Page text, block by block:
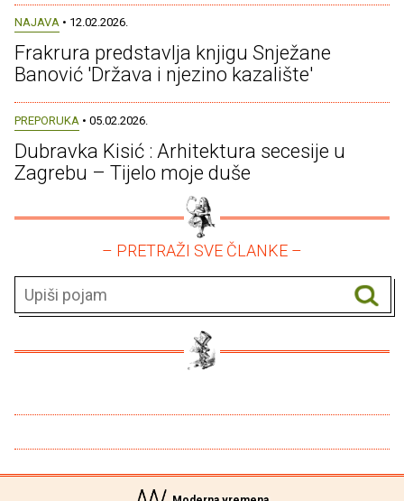
NAJAVA • 12.02.2026.
Frakrura predstavlja knjigu Snježane
Banović 'Država i njezino kazalište'
PREPORUKA • 05.02.2026.
Dubravka Kisić : Arhitektura secesije u
Zagrebu – Tijelo moje duše
– PRETRAŽI SVE ČLANKE –